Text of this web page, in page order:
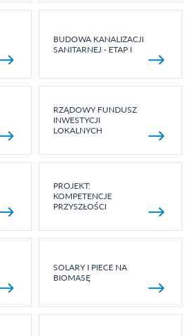
BUDOWA KANALIZACJI
SANITARNEJ - ETAP I
RZĄDOWY FUNDUSZ
INWESTYCJI
LOKALNYCH
PROJEKT:
KOMPETENCJE
PRZYSZŁOŚCI
SOLARY I PIECE NA
BIOMASĘ